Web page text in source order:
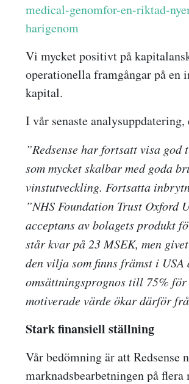
medical-genomfor-en-riktad-
harigenom
Vi mycket positivt på
operationella framgångar på
kapital.
I vår senaste
”Redsense har fortsatt visa
som mycket skalbar med goda
vinstutveckling. Fortsatta
”NHS Foundation Trust Oxford
acceptans av bolagets produkt
står kvar på 23 MSEK, men
den vilja som finns främst i USA
omsättningsprognos till 75%
motiverade värde ökar därför
Stark finansiell ställning
Vår bedömning är att
marknadsbearbetningen på